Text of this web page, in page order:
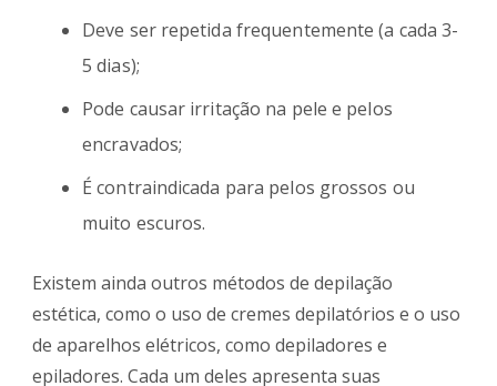
Deve ser repetida frequentemente (a cada 3-
5 dias);
Pode causar irritação na pele e pelos
encravados;
É contraindicada para pelos grossos ou
muito escuros.
Existem ainda outros métodos de depilação
estética, como o uso de cremes depilatórios e o uso
de aparelhos elétricos, como depiladores e
epiladores. Cada um deles apresenta suas